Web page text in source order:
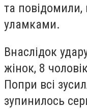
та
уламками.
Внаслідок
жінок, 8
Попри всі
зупинилось